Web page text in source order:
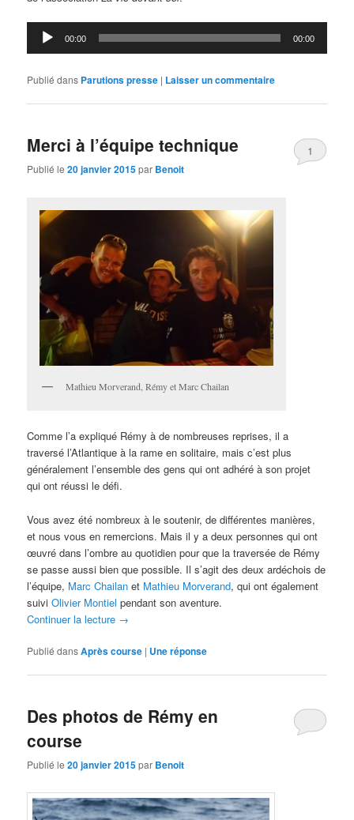
Lecteur
audio
00:00 00:00
Publié dans Parutions presse | Laisser un commentaire
Merci à l’équipe technique
Publié le20 janvier 2015par Benoit
1
Mathieu Morverand, Rémy et Marc Chailan
Comme l’a expliqué Rémy à de nombreuses reprises, il a
traversé l’Atlantique à la rame en solitaire, mais c’est plus
généralement l’ensemble des gens qui ont adhéré à son projet
qui ont réussi le défi.
Vous avez été nombreux à le soutenir, de différentes manières,
et nous vous en remercions. Mais il y a deux personnes qui ont
œuvré dans l’ombre au quotidien pour que la traversée de Rémy
se passe aussi bien que possible. Il s’agit des deux ardéchois de
l’équipe, Marc Chailan et Mathieu Morverand, qui ont également
suiviOlivier Montiel pendant son aventure.
Continuer la lecture →
Publié dansAprès course | Uneréponse
Des photos de Rémy en
course
Publié le20 janvier 2015par Benoit